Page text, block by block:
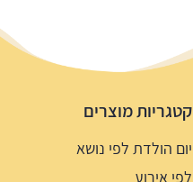
קטגריות מוצרים
יום הולדת לפי נושא
לפי אירוע